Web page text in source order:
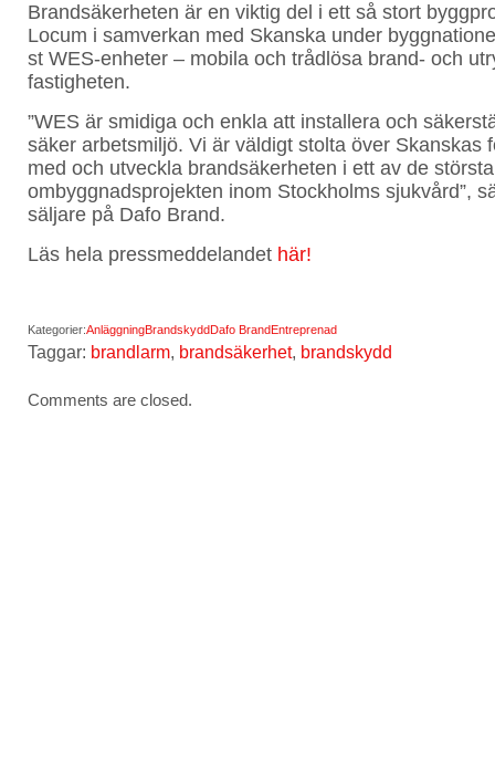
Brandsäkerheten är en viktig del i ett så stort
Locum i samverkan med Skanska under
st WES-enheter – mobila och trådlösa brand- och
fastigheten.
”WES är smidiga och enkla att installera och
säker arbetsmiljö. Vi är väldigt stolta över Skanskas
med och utveckla brandsäkerheten i ett av de största
ombyggnadsprojekten inom Stockholms sjukvård”,
säljare på Dafo Brand.
Läs hela pressmeddelandet här!
Kategorier:AnläggningBrandskyddDafo BrandEntreprenad
Taggar: brandlarm, brandsäkerhet, brandskydd
Comments are closed.